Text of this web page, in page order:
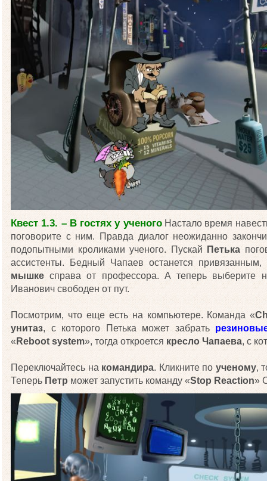
Квест 1.3. – В гостях у ученогоНастало время
поговорите с ним. Правда диалог неожиданно
подопытными кроликами ученого. Пускай
Петька
ассистенты. Бедный Чапаев останется
мышке справа от профессора. А теперь выберите
Иванович свободен от пут.
Посмотрим, что еще есть на компьютере. Команда «
унитаз, с которого Петька может забрать
« Reboot system», тогда откроется кресло Чапаева, с
Переключайтесь на командира. Кликните по ученому,
Теперь Петр может запустить команду «Stop Reaction»